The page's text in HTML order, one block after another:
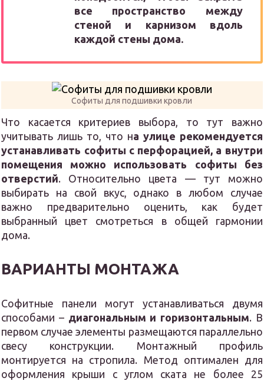
все пространство между
стеной и карнизом вдоль
каждой стены дома.
Софиты для подшивки кровли
Что касается критериев выбора, то тут важно
учитывать лишь то, что на улице рекомендуется
устанавливать софиты с перфорацией, а внутри
помещения можно использовать софиты без
отверстий. Относительно цвета — тут можно
выбирать на свой вкус, однако в любом случае
важно предварительно оценить, как будет
выбранный цвет смотреться в общей гармонии
дома.
ВАРИАНТЫ МОНТАЖА
Софитные панели могут устанавливаться двумя
способами – диагональным и горизонтальным. В
первом случае элементы размещаются параллельно
свесу конструкции. Монтажный профиль
монтируется на стропила. Метод оптимален для
оформления крыши с углом ската не более 25